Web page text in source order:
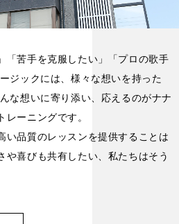
「苦手を克服したい」「プロの歌手
ジックには、様々な想いを持った
な想いに寄り添い、応えるのがナナ
レーニングです。
い品質のレッスンを提供することは
や喜びも共有したい、私たちはそう